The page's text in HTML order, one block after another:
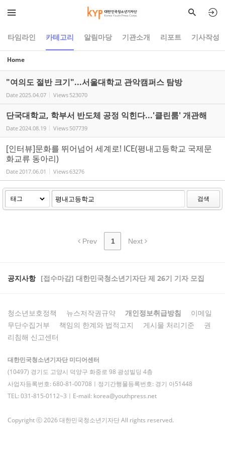
타임라인 카테고리 알림마당 기관소개 리포트 기사작성
Home
"여의도 절반 크기"...서울대학교 관악캠퍼스 탐방
Date2025.04.07 Views 523070
단국대학교, 학부서 반도체 공정 익힌다...'클린룸' 개관해
Date2024.08.19 Views 507739
[인터뷰]문화를 뛰어넘어 세계로! ICE(평내고등학교 국제문
화교류 동아리)
Date2017.06.01 Views63276
검색
Prev 1 Next
공지사항 [접수마감] 대한민국청소년기자단 제 26기 기자 모집
청소년보호정책 뉴스저작권규약 개인정보취급방침
이메일
무단수집거부
책임의 한계와 법적고지 게시물 처리기준
권
리침해 신고센터
대한민국청소년기자단 미디어센터
(10497) 경기도 고양시 덕양구 화중로 98 광성빌딩 4층
사업자등록번호: 680-81-00708ㅣ정기간행물등록번호: 경기 아51448
TEL: 031-815-0112~3ㅣE-mail: korea@youthpress.net
Copyright ⓒ 2026 대한민국청소년기자단 All rights reserved.
Sketchbook5, 스케치북5